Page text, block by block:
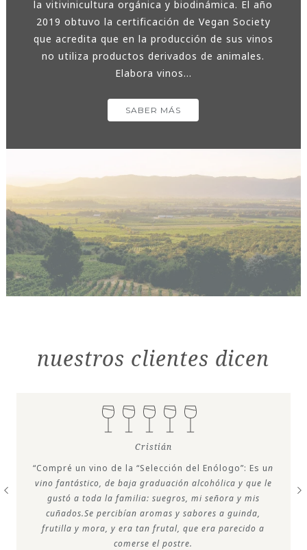
la vitivinicultura orgánica y biodinámica. El año
2019 obtuvo la certificación de Vegan Society
que acredita que en la producción de sus vinos
no utiliza productos derivados de animales.
Elabora vinos...
SABER MÁS
nuestros clientes dicen
Cristián
“Compré un vino de la “Selección del Enólogo”: Es un
vino fantástico, de baja graduación alcohólica y que le
gustó a toda la familia: suegros, mi señora y mis
cuñados.Se percibían aromas y sabores a guinda,
frutilla y mora, y era tan frutal, que era parecido a
comerse el postre.